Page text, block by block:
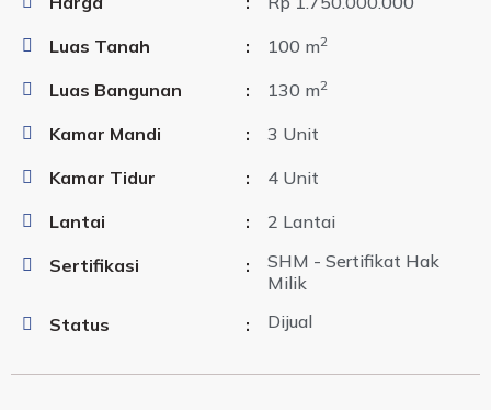
Luas Tanah
: 100 m2
Luas Bangunan : 130 m2
Kamar Mandi :
3 Unit
Kamar Tidur
:
4 Unit
Lantai
:
2 Lantai
Sertifikasi
:
SHM - Sertifikat Hak
Milik
Status
: Dijual